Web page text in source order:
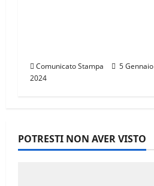
Comunicato Stampa
5 Gennaio
2024
POTRESTI NON AVER VISTO